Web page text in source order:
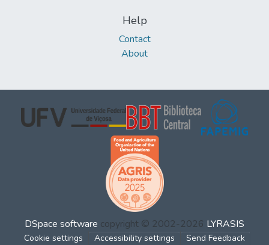
Help
Contact
About
DSpace software copyright © 2002-2026 LYRASIS
Cookie settings Accessibility settings Send Feedback